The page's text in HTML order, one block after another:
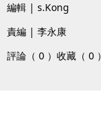
編輯 | s.Kong
責編 | 李永康
評論（ 0 ） 收藏（ 0 ）